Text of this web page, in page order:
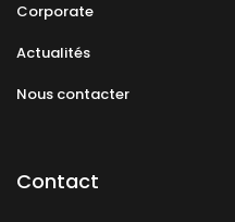
Corporate
Actualités
Nous contacter
Contact